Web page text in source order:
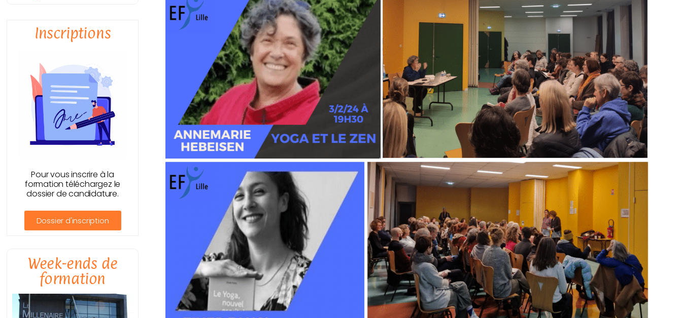
Inscriptions
Pour vous inscrire à la
formation téléchargez le
dossier de candidature.
Dossier d'inscription
Week-ends de
formation